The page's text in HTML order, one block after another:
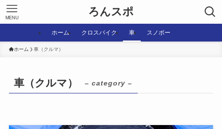
ろんスポ
MENU
ホーム クロスバイク 車 スノボー
ホーム 車（クルマ）
車（クルマ） – category –